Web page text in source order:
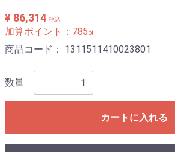
¥ 86,314 税込
加算ポイント： 785pt
商品コード： 1311511410023801
数量
カートに入れる